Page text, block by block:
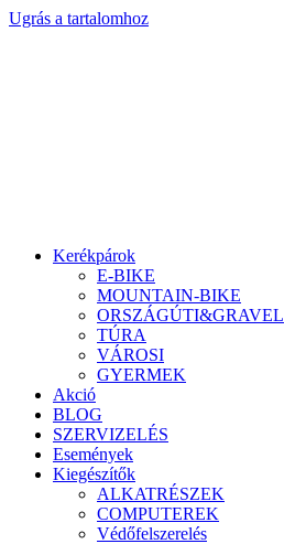
Ugrás a tartalomhoz
Kerékpárok
E-BIKE
MOUNTAIN-BIKE
ORSZÁGÚTI&GRAVEL
TÚRA
VÁROSI
GYERMEK
Akció
BLOG
SZERVIZELÉS
Események
Kiegészítők
ALKATRÉSZEK
COMPUTEREK
Védőfelszerelés